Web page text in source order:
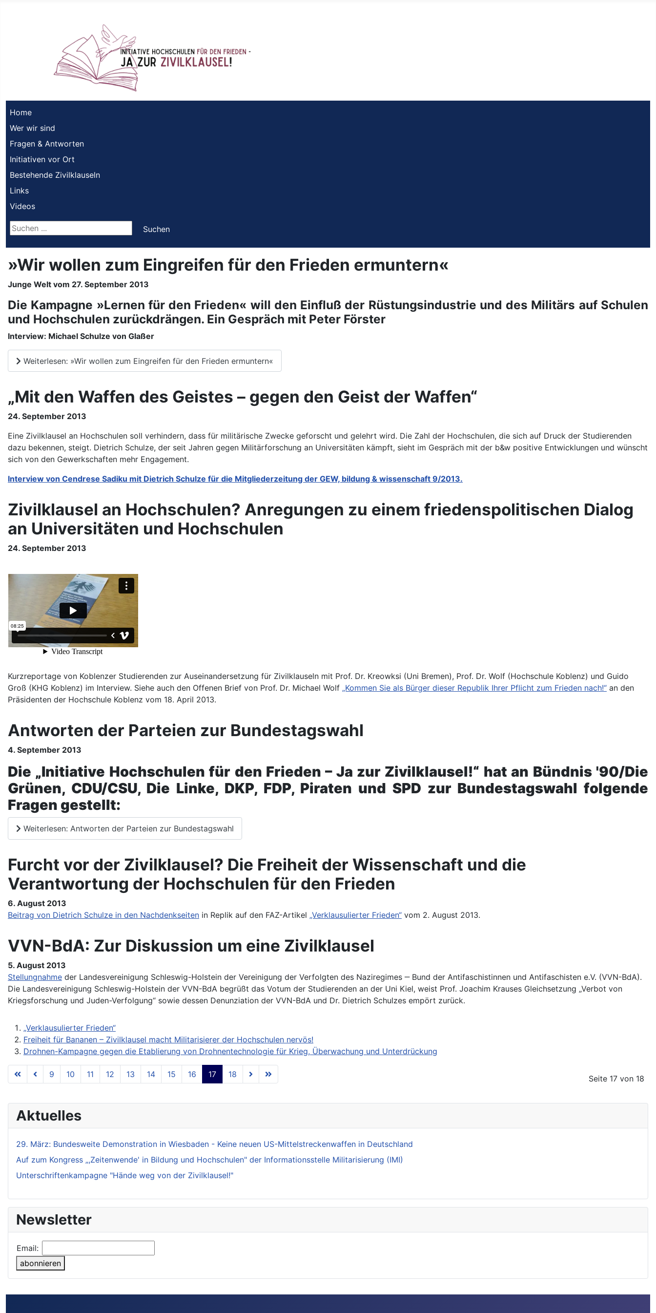
Home
Wer wir sind
Fragen & Antworten
Initiativen vor Ort
Bestehende Zivilklauseln
Links
Videos
Suchen ...
Suchen
»Wir wollen zum Eingreifen für den Frieden ermuntern«
Junge Welt vom 27. September 2013
Die Kampagne »Lernen für den Frieden« will den Einfluß der Rüstungsindustrie und des Militärs auf Schulen
und Hochschulen zurückdrängen. Ein Gespräch mit Peter Förster
Interview: Michael Schulze von Glaßer
Weiterlesen: »Wir wollen zum Eingreifen für den Frieden ermuntern«
„Mit den Waffen des Geistes – gegen den Geist der Waffen“
24. September 2013
Eine Zivilklausel an Hochschulen soll verhindern, dass für militärische Zwecke geforscht und gelehrt wird. Die Zahl der Hochschulen, die sich auf Druck der Studierenden
dazu bekennen, steigt. Dietrich Schulze, der seit Jahren gegen Militärforschung an Universitäten kämpft, sieht im Gespräch mit der b&w positive Entwicklungen und wünscht
sich von den Gewerkschaften mehr Engagement.
Interview von Cendrese Sadiku mit Dietrich Schulze für die Mitgliederzeitung der GEW, bildung & wissenschaft 9/2013.
Zivilklausel an Hochschulen? Anregungen zu einem friedenspolitischen Dialog
an Universitäten und Hochschulen
24. September 2013
Kurzreportage von Koblenzer Studierenden zur Auseinandersetzung für Zivilklauseln mit Prof. Dr. Kreowksi (Uni Bremen), Prof. Dr. Wolf (Hochschule Koblenz) und Guido
Groß (KHG Koblenz) im Interview. Siehe auch den Offenen Brief von Prof. Dr. Michael Wolf „Kommen Sie als Bürger dieser Republik Ihrer Pflicht zum Frieden nach!“ an den
Präsidenten der Hochschule Koblenz vom 18. April 2013.
Antworten der Parteien zur Bundestagswahl
4. September 2013
Die „Initiative Hochschulen für den Frieden – Ja zur Zivilklausel!“ hat an Bündnis '90/Die
Grünen, CDU/CSU, Die Linke, DKP, FDP, Piraten und SPD zur Bundestagswahl folgende
Fragen gestellt:
Weiterlesen: Antworten der Parteien zur Bundestagswahl
Furcht vor der Zivilklausel? Die Freiheit der Wissenschaft und die
Verantwortung der Hochschulen für den Frieden
6. August 2013
Beitrag von Dietrich Schulze in den Nachdenkseiten in Replik auf den FAZ-Artikel „Verklausulierter Frieden“ vom 2. August 2013.
VVN-BdA: Zur Diskussion um eine Zivilklausel
5. August 2013
Stellungnahme der Landesvereinigung Schleswig-Holstein der Vereinigung der Verfolgten des Naziregimes ‒ Bund der Antifaschistinnen und Antifaschisten e.V. (VVN-BdA).
Die Landesvereinigung Schleswig-Holstein der VVN-BdA begrüßt das Votum der Studierenden an der Uni Kiel, weist Prof. Joachim Krauses Gleichsetzung „Verbot von
Kriegsforschung und Juden-Verfolgung“ sowie dessen Denunziation der VVN-BdA und Dr. Dietrich Schulzes empört zurück.
„Verklausulierter Frieden“
Freiheit für Bananen – Zivilklausel macht Militarisierer der Hochschulen nervös!
Drohnen-Kampagne gegen die Etablierung von Drohnentechnologie für Krieg, Überwachung und Unterdrückung
Seite 17 von 18
9 10 11 12 13 14 15 16 17 18
Aktuelles
29. März: Bundesweite Demonstration in Wiesbaden - Keine neuen US-Mittelstreckenwaffen in Deutschland
Auf zum Kongress „,Zeitenwende' in Bildung und Hochschulen" der Informationsstelle Militarisierung (IMI)
Unterschriftenkampagne "Hände weg von der Zivilklausel!"
Newsletter
Email:
abonnieren